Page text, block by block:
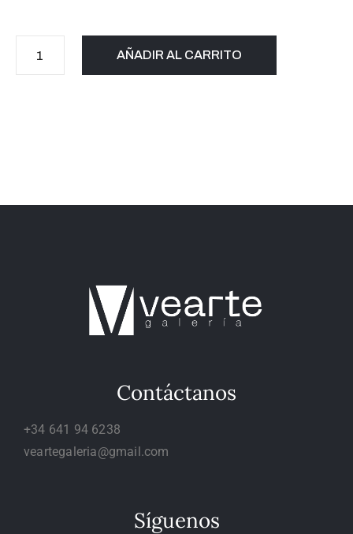
AÑADIR AL CARRITO
Contáctanos
+34 641 94 6238
veartegaleria@gmail.com
Síguenos